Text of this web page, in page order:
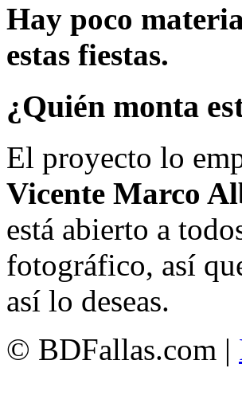
Hay poco
estas fiestas.
¿Quién monta
El proyecto lo
Vicente Marco
está abierto a
fotográfico, así
así lo deseas.
© BDFallas.com |